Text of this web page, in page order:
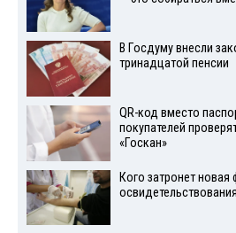
В Госдуму внесли
тринадцатой пенсии
QR-код вместо
покупателей
«Госкан»
Кого затронет